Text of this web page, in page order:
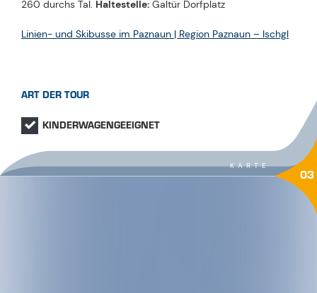
260 durchs Tal. Haltestelle: Galtür Dorfplatz
Linien- und Skibusse im Paznaun | Region Paznaun – Ischgl
ART DER TOUR
KINDERWAGENGEEIGNET
KARTE 03